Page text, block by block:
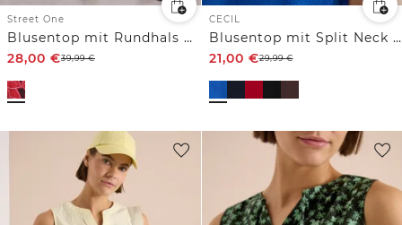
Street One
Blusentop mit Rundhals und Tape-Detail
28,00 €39,99€
CECIL
Blusentop mit Split Neck und Bändern
21,00 €29,99€